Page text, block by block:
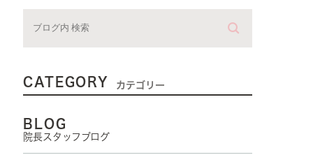
CATEGORY カテゴリー
BLOG
院長スタッフブログ